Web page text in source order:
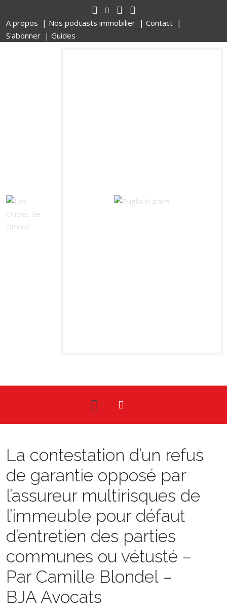
A propos | Nos podcasts immobilier | Contact |
S'abonner | Guides
La contestation d’un refus
de garantie opposé par
l’assureur multirisques de
l’immeuble pour défaut
d’entretien des parties
communes ou vétusté –
Par Camille Blondel –
BJA Avocats